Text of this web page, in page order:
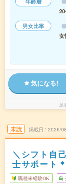
男女比率
女
気になる!
派
未読 掲載日 2026/
＼シフト自
士サポート
職種未経験OK